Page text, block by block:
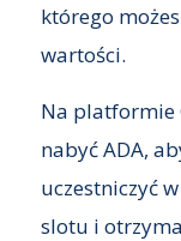
którego
wartości.
Na platformie
nabyć ADA,
uczestniczyć
slotu i